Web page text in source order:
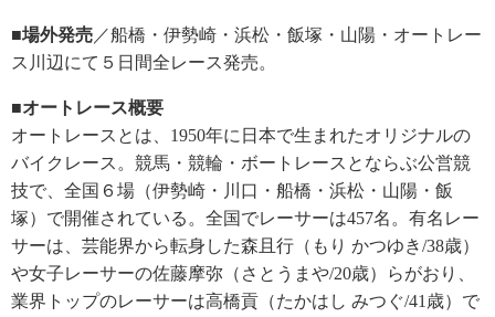
■場外発売 ／船橋・伊勢崎・浜松・飯塚・山陽・オートレー
ス川辺にて５日間全レース発売。
■オートレース概要
オートレースとは、1950年に日本で生まれたオリジナルの
バイクレース。競馬・競輪・ボートレースとならぶ公営競
技で、全国６場（伊勢崎・川口・船橋・浜松・山陽・飯
塚）で開催されている。全国でレーサーは457名。有名レー
サーは、芸能界から転身した森且行（もり かつゆき/38歳）
や女子レーサーの佐藤摩弥（さとうまや/20歳）らがおり、
業界トップのレーサーは高橋貢（たかはし みつぐ/41歳）で